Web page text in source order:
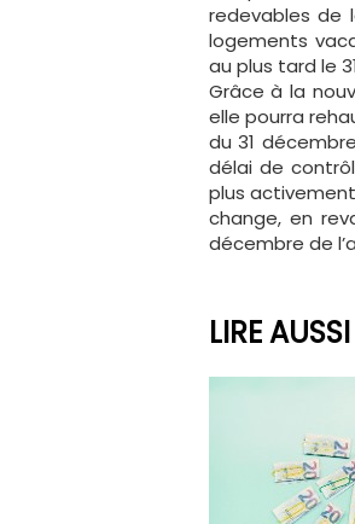
redevables de
logements
au plus tard le
Grâce à la
elle pourra
du 31
délai de
plus
change, en
décembre de
LIRE AUSSI